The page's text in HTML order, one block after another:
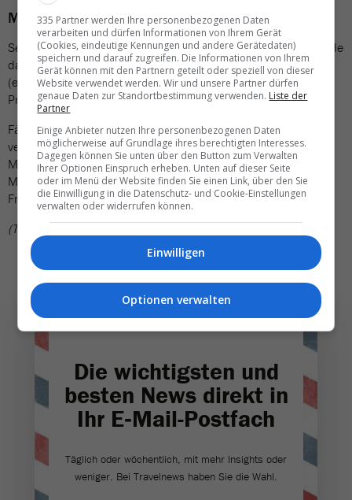
Mehr als nur Mietwagen: Camper & Hausboot
Seit 2018 gibt es die TCS Automiete. Im vergangenen Jahr wurde
das Angebot um TCS Camper (weltweit) und TCS Hausboot
(europaweit) erweitert. Preisvorteile lassen sich bei beiden
Produkten erzielen.
Fährbuchungen sind für TCS-Mitglieder übrigens auch
vergünstigt. Der TCS hat für seine 1,6 Millionen Mitglieder das
Mobilitätsangebot kontinuierlich ausgebaut. Die TCS-
Mitgliedschaft kostet 96 Franken für Einzelpersonen, 142
Franken für Familien.
(TN)
Die wichtigsten und
besten News direkt in
Ihr E‑Mail-Postfach
Täglich oder wöchentlich, mit mehr Insights oder
weniger. Bei Travel­news haben Sie die Wahl.
335 Partner werden Ihre personenbezogenen Daten
verarbeiten und dürfen Informationen von Ihrem Gerät
(Cookies, eindeutige Kennungen und andere Gerätedaten)
speichern und darauf zugreifen. Die Informationen von Ihrem
Gerät können mit den Partnern geteilt oder speziell von dieser
Website verwendet werden. Wir und unsere Partner dürfen
genaue Daten zur Standortbestimmung verwenden. Liste der
Partner
Einige Anbieter nutzen Ihre personenbezogenen Daten
möglicherweise auf Grundlage ihres berechtigten Interesses.
Dagegen können Sie unten über den Button zum Verwalten
Ihrer Optionen Einspruch erheben. Unten auf dieser Seite
oder im Menü der Website finden Sie einen Link, über den Sie
die Einwilligung in die Datenschutz- und Cookie-Einstellungen
verwalten oder widerrufen können.
Einwilligen
Optionen verwalten